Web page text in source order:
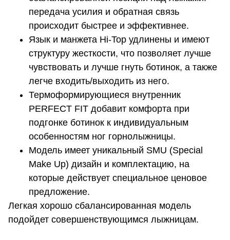
передача усилия и обратная связь
происходит быстрее и эффективнее.
Язык и манжета Hi-Top удлинены и имеют
структуру жесткости, что позволяет лучше
чувствовать и лучше гнуть ботинок, а также
легче входить/выходить из него.
Термоформирующиеся внутренник
PERFECT FIT добавит комфорта при
подгонке ботинок к индивидуальным
особенностям ног горнолыжницы.
Модель имеет уникальный SMU (Special
Make Up) дизайн и комплектацию, на
которые действует специальное ценовое
предложение.
Легкая хорошо сбалансированная модель
подойдет совершенствующимся лыжницам.